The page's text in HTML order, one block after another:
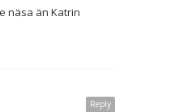
näsa än Katrin
Reply